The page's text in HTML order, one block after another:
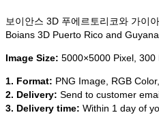
보이안스 3D 푸에르토리코와 가이
Boians 3D Puerto Rico and
Image Size: 5000×5000 Pixel, 300
1. Format: PNG Image, RGB
2. Delivery: Send to customer
3. Delivery time: Within 1 day of